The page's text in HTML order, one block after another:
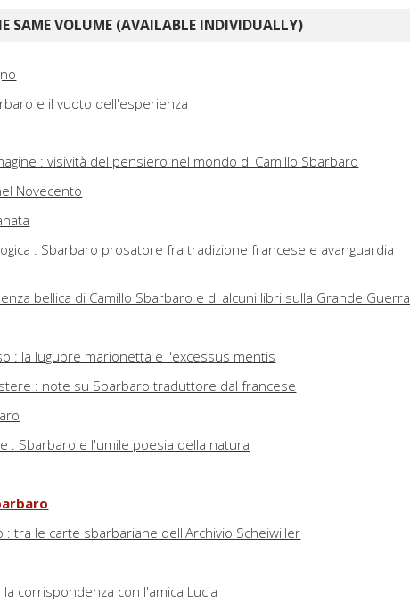
SAME VOLUME (AVAILABLE INDIVIDUALLY)
e il vuoto dell'esperienza
: visività del pensiero nel mondo di Camillo Sbarbaro
Novecento
: Sbarbaro prosatore fra tradizione francese e avanguardia
bellica di Camillo Sbarbaro e di alcuni libri sulla Grande Guerra
: la lugubre marionetta e l'excessus mentis
: note su Sbarbaro traduttore dal francese
: Sbarbaro e l'umile poesia della natura
tra le carte sbarbariane dell'Archivio Scheiwiller
corrispondenza con l'amica Lucia